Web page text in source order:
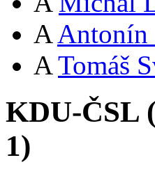
A Antonín
A Tomáš
KDU-ČSL (
1)